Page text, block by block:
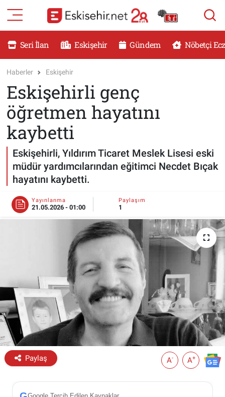
Seri İlan Eskişehir Gündem Nöbetçi
Haberler Eskişehir
Eskişehirli genç
öğretmen hayatını
kaybetti
Eskişehirli, Yıldırım Ticaret Meslek Lisesi eski
müdür yardımcılarından eğitimci Necdet Bıçak
hayatını kaybetti.
Yayınlanma
21.05.2026 - 01:00
Paylaşım
1
Paylaş A- A+
RESMİ İLANLAR
DÜNYA
SAĞLIK
MAGAZİN
KADIN
YEMEK
ESKİŞEHİR NÖBETÇİ ECZANELER
Eskişehir Haber İçerikleri
Eskişehir Hava Durumu
Eskişehir Tramvay Saatleri
Eskişehir Otobüs Saatleri
Eskişehir Nöbetçi Eczaneler
Eskişehir Namaz Vakitleri
Eskişehir Trafik Yoğunluk Haritası
Süper Lig Puan Durumu ve Fikstür
Tüm Manşetler
Haber Arşivi